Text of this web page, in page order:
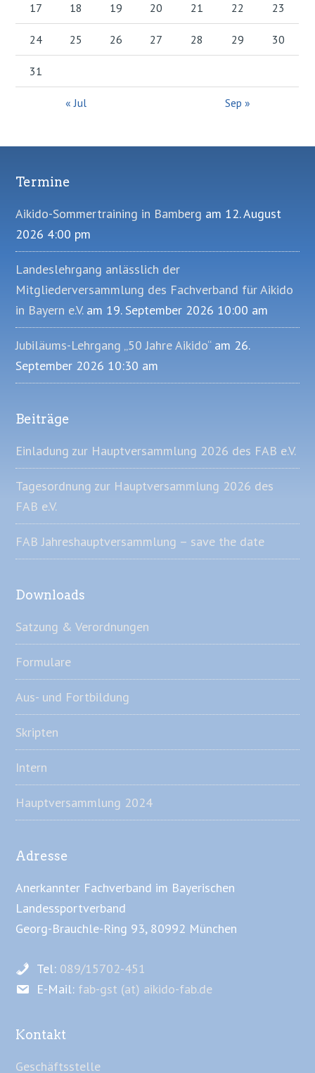
17 18 19 20 21 22 23
24 25 26 27 28 29 30
31
« Jul Sep »
Footer
Termine
Aikido-Sommertraining in Bamberg am 12. August
2026 4:00 pm
Landeslehrgang anlässlich der
Mitgliederversammlung des Fachverband für Aikido
in Bayern e.V.am 19. September 2026 10:00 am
Jubiläums-Lehrgang „50 Jahre Aikido“am 26.
September 2026 10:30 am
Beiträge
Einladung zur Hauptversammlung 2026 des FAB e.V.
Tagesordnung zur Hauptversammlung 2026 des
FAB e.V.
FAB Jahreshauptversammlung – save the date
Downloads
Satzung & Verordnungen
Formulare
Aus- und Fortbildung
Skripten
Intern
Hauptversammlung 2024
Adresse
Anerkannter Fachverband im Bayerischen
Landessportverband
Georg-Brauchle-Ring 93, 80992 München
Tel: 089/15702-451
E-Mail: fab-gst (at) aikido-fab.de
Kontakt
Geschäftsstelle